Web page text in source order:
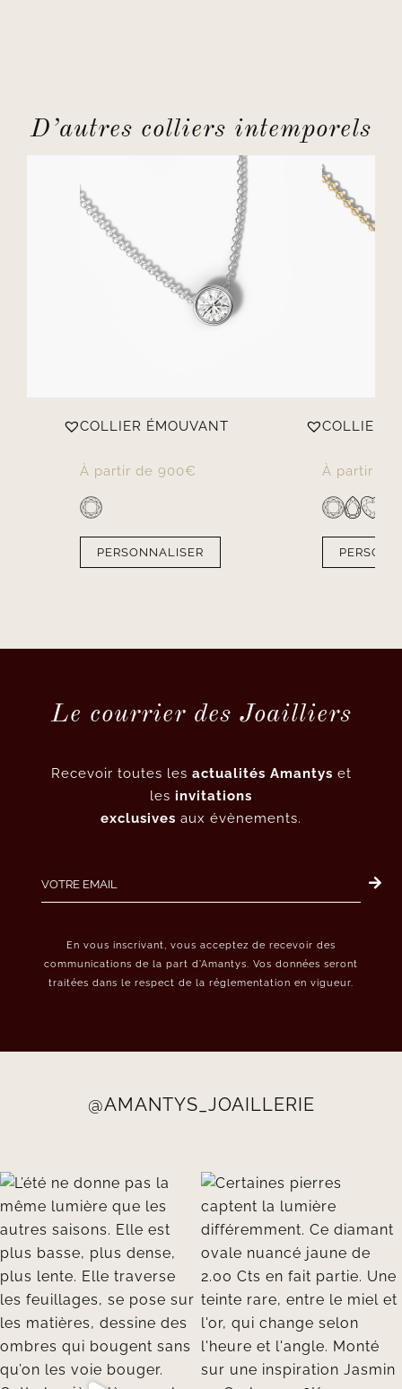
D’autres colliers intemporels
COLLIER ÉMOUVANT
À partir de 900€
PERSONNALISER
COLLIER
À partir de
Le courrier des Joailliers
Recevoir toutes les actualités Amantys et
les invitations
exclusives aux évènements.
En vous inscrivant, vous acceptez de recevoir des
communications de la part d’Amantys. Vos données seront
traitées dans le respect de la réglementation en vigueur.
@AMANTYS_JOAILLERIE